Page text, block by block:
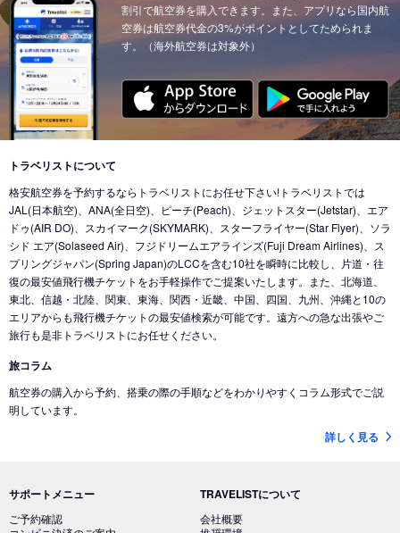
割引で航空券を購入できます。また、アプリなら国内航
空券は航空券代金の3%がポイントとしてためられま
す。（海外航空券は対象外）
トラベリストについて
格安航空券を予約するならトラベリストにお任せ下さい!トラベリストでは
JAL(日本航空)、ANA(全日空)、ピーチ(Peach)、ジェットスター(Jetstar)、エア
ドゥ(AIR DO)、スカイマーク(SKYMARK)、スターフライヤー(Star Flyer)、ソラ
シド エア(Solaseed Air)、フジドリームエアラインズ(Fuji Dream Airlines)、ス
プリングジャパン(Spring Japan)のLCCを含む10社を瞬時に比較し、片道・往
復の最安値飛行機チケットをお手軽操作でご提案いたします。また、北海道、
東北、信越・北陸、関東、東海、関西・近畿、中国、四国、九州、沖縄と10の
エリアからも飛行機チケットの最安値検索が可能です。遠方への急な出張やご
旅行も是非トラベリストにお任せください。
旅コラム
航空券の購入から予約、搭乗の際の手順などをわかりやすくコラム形式でご説
明しています。
詳しく見る
サポートメニュー
ご予約確認
TRAVELISTについて
会社概要